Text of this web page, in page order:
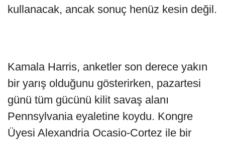
kullanacak, ancak sonuç henüz kesin değil.
Kamala Harris, anketler son derece yakın
bir yarış olduğunu gösterirken, pazartesi
günü tüm gücünü kilit savaş alanı
Pennsylvania eyaletine koydu. Kongre
Üyesi Alexandria Ocasio-Cortez ile bir